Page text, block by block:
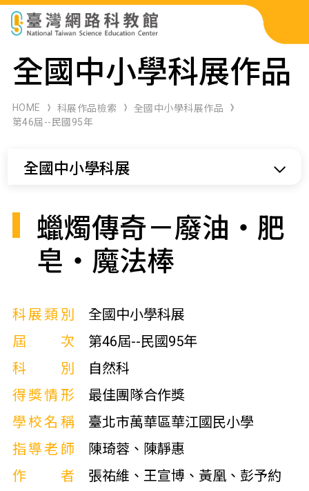
科展作品檢索
科學研習月刊
全國中小學科展作品
HOME 科展作品檢索
全國中小學科展作品
第46屆--民國95年
全國中小學科展
蠟燭傳奇－廢油‧肥
皂‧魔法棒
科展類別
全國中小學科展
屆次
第46屆--民國95年
科別
自然科
得獎情形
最佳團隊合作獎
學校名稱
臺北市萬華區華江國民小學
指導老師
陳琦蓉、陳靜惠
作者
張祐維、王宣博、黃凰、彭予約